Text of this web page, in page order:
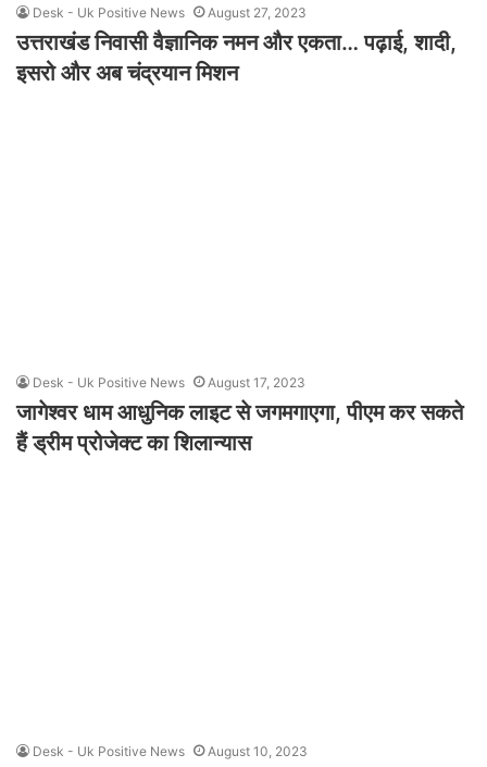
Desk - Uk Positive News August 27, 2023
उत्तराखंड निवासी वैज्ञानिक नमन और एकता… पढ़ाई, शादी,
इसरो और अब चंद्रयान मिशन
Desk - Uk Positive News August 17, 2023
जागेश्वर धाम आधुनिक लाइट से जगमगाएगा, पीएम कर सकते
हैं ड्रीम प्रोजेक्ट का शिलान्यास
Desk - Uk Positive News August 10, 2023